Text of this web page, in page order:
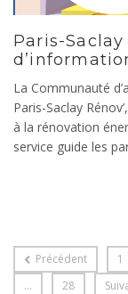
Paris-Saclay
La Communauté
Paris-Saclay
à la rénovation
service guide les
Précédent 1
…
28